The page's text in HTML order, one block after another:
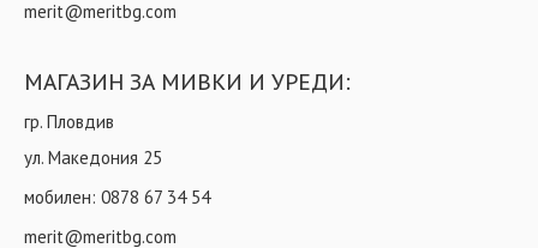
merit@meritbg.com
МАГАЗИН ЗА МИВКИ И УРЕДИ:
гр. Пловдив
ул. Македония 25
мобилен: 0878 67 34 54
merit@meritbg.com